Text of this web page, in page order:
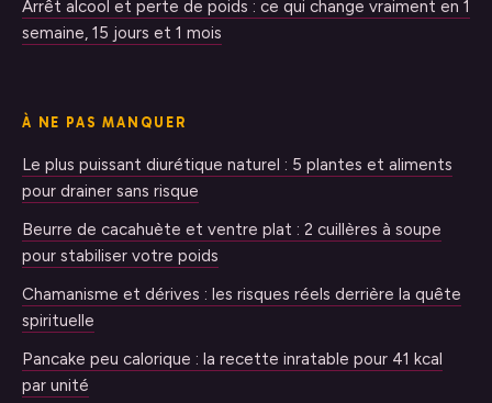
Arrêt alcool et perte de poids : ce qui change vraiment en 1
semaine, 15 jours et 1 mois
À NE PAS MANQUER
Le plus puissant diurétique naturel : 5 plantes et aliments
pour drainer sans risque
Beurre de cacahuète et ventre plat : 2 cuillères à soupe
pour stabiliser votre poids
Chamanisme et dérives : les risques réels derrière la quête
spirituelle
Pancake peu calorique : la recette inratable pour 41 kcal
par unité